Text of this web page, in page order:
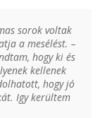
sorok voltak
a mesélést. –
hogy ki és
kellenek
hogy jó
Igy kerültem